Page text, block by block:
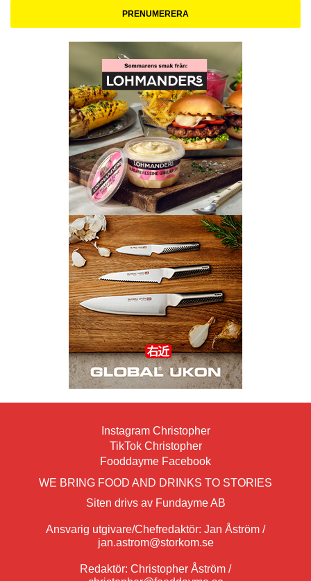
Instagram Christopher
TikTok Christopher
Fooddayme Facebook
WE BRING FOOD AND DRINKS TO STORIES
Siten drivs av Fundayme AB
Ansvarig utgivare/Chefredaktör: Jan Åström /
jan.astrom@storkom.se
Redaktör: Christopher Åström /